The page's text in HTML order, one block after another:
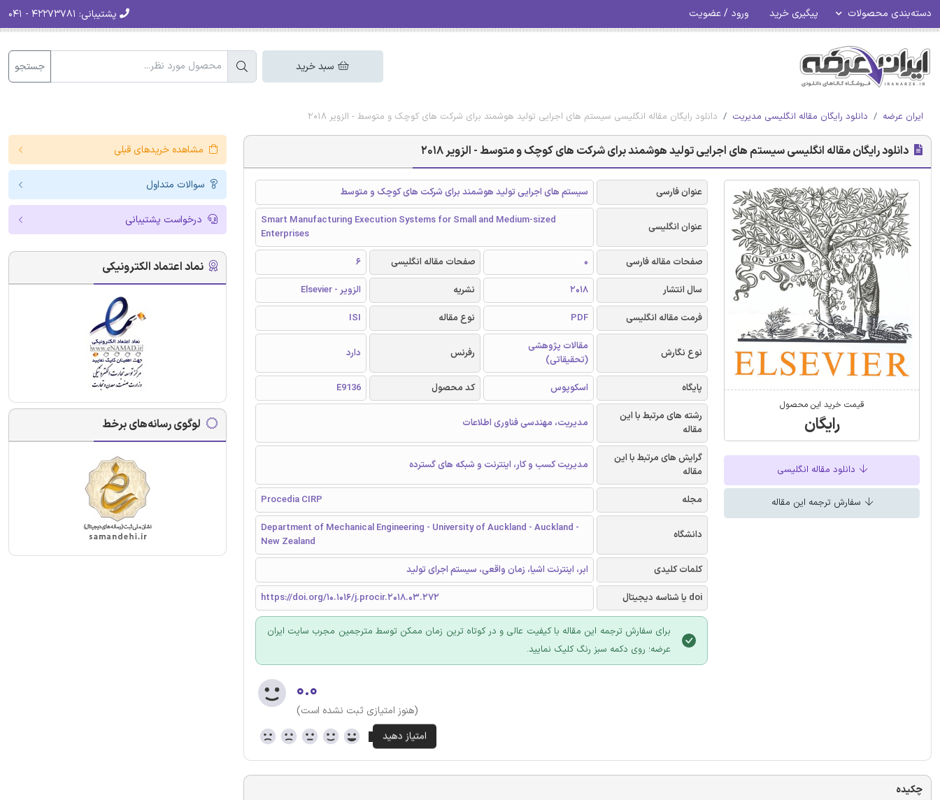
دسته‌بندی محصولات پیگیری خرید ورود / عضویت پشتیبانی:
سبد خرید جستجو
ایران عرضه دانلود رایگان مقاله انگلیسی مدیریت دانلود رایگان مقاله انگلیسی سیستم های اجرایی تولید هوشمند برای شرکت های کوچک و متوسط - الزویر 2018
دانلود رایگان مقاله انگلیسی سیستم های اجرایی تولید هوشمند برای شرکت های کوچک و متوسط - الزویر 2018
قیمت خرید این محصول
رایگان
دانلود مقاله انگلیسی
سفارش ترجمه این مقاله
عنوان فارسی سیستم های اجرایی تولید هوشمند برای شرکت های کوچک و متوسط
عنوان انگلیسی
Smart Manufacturing Execution Systems for Small and Medium-sized
Enterprises
صفحات مقاله فارسی
0 صفحات مقاله انگلیسی
6
سال انتشار
2018 نشریه
الزویر - Elsevier
فرمت مقاله انگلیسی
PDF نوع مقاله ISI
نوع نگارش
مقالات پژوهشی
(تحقیقاتی)
رفرنس دارد
پایگاه اسکوپوس کد محصول
E9136
رشته های مرتبط با این
مقاله
مدیریت، مهندسی فناوری اطلاعات
گرایش های مرتبط با این
مقاله
مدیریت کسب و کار، اینترنت و شبکه های گسترده
مجله Procedia CIRP
دانشگاه
Department of Mechanical Engineering - University of Auckland - Auckland -
New Zealand
کلمات کلیدی
ابر، اینترنت اشیا، زمان واقعی، سیستم اجرای تولید
doi یا شناسه دیجیتال
https://doi.org/10.1016/j.procir.2018.03.272
برای سفارش ترجمه این مقاله با کیفیت عالی و در کوتاه ترین زمان ممکن توسط مترجمین مجرب سایت ایران
عرضه؛ روی دکمه سبز رنگ کلیک نمایید.
۰.۰
(هنوز امتیازی ثبت نشده است)
چکیده
مشاهده خریدهای قبلی
سوالات متداول
درخواست پشتیبانی
نماد اعتماد الکترونیکی
لوگوی رسانه‌های برخط